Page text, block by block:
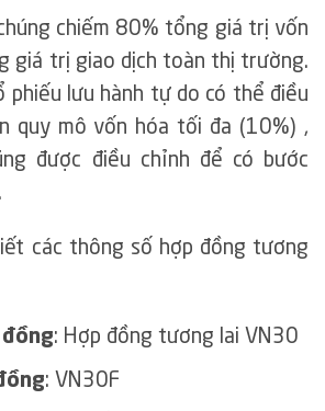
chiếm 80% tổng giá trị vốn
giá trị giao dịch toàn thị trường.
phiếu lưu hành tự do có thể điều
quy mô vốn hóa tối đa (10%) ,
được điều chỉnh để có bước
các thông số hợp đồng tương
: Hợp đồng tương lai VN30
: VN30F